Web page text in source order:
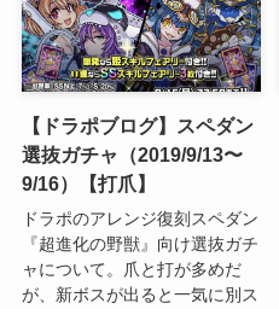
【ドラポブログ】スペダン
選抜ガチャ（2019/9/13〜
9/16）【打爪】
ドラポのアレンジ復刻スペダン
『超進化の野獣』向け選抜ガチ
ャについて。爪と打が多めだ
が、新ボスが出ると一気に別ス